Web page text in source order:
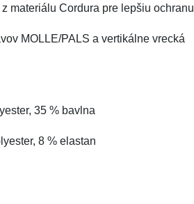
materiálu Cordura pre lepšiu ochranu
MOLLE/PALS a vertikálne vrecká
35 % bavlna
8 % elastan